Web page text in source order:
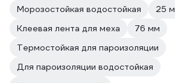
Морозостойкая водостойкая
25 м
Клеевая лента для меха
76 мм
Термостойкая для пароизоляции
Для пароизоляции водостойкая